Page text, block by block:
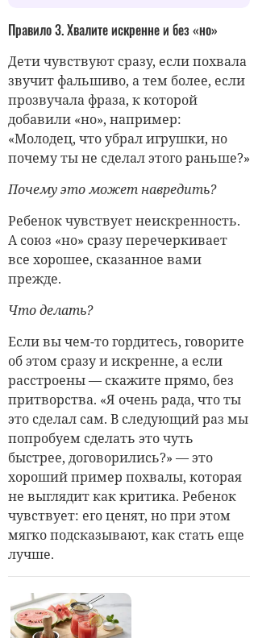
Правило 3. Хвалите искренне и без «но»
Дети чувствуют сразу, если похвала
звучит фальшиво, а тем более, если
прозвучала фраза, к которой
добавили «но», например:
«Молодец, что убрал игрушки, но
почему ты не сделал этого раньше?»
Почему это может навредить?
Ребенок чувствует неискренность.
А союз «но» сразу перечеркивает
все хорошее, сказанное вами
прежде.
Что делать?
Если вы чем-то гордитесь, говорите
об этом сразу и искренне, а если
расстроены — скажите прямо, без
притворства. «Я очень рада, что ты
это сделал сам. В следующий раз мы
попробуем сделать это чуть
быстрее, договорились?» — это
хороший пример похвалы, которая
не выглядит как критика. Ребенок
чувствует: его ценят, но при этом
мягко подсказывают, как стать еще
лучше.